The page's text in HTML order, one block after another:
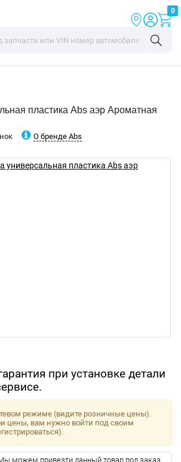
0
пластика Abs аэр Ароматная
О бренде Abs
при установке детали
режиме (видите розничные цены).
цены, вам нужно войти под своим
можем привезти данный товар под заказ.